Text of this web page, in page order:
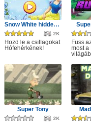
Snow White hidden stars
2K
Hozd le a csillagokat
Hófehérkének!
Fuss
most a
Super Tony
2K